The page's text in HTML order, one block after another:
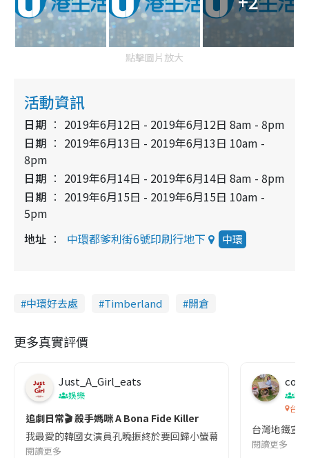
點擊圖片放大
活動資訊
日期
2019年6月12日 - 2019年6月12日 8am - 8pm
日期
2019年6月13日 - 2019年6月13日 10am -
8pm
日期
2019年6月14日 - 2019年6月14日 8am - 8pm
日期
2019年6月15日 - 2019年6月15日 10am -
5pm
地址
中環都爹利街6號印刷行地下 中環
中環好去處 Timberland 開倉
更多真實評價
Just_A_Girl_eats
娛樂
追劇日常🎬 殺手媽咪 A Bona Fide Killer
我最愛的韓國女演員孔曉振終於要回歸小螢幕啦!這次的劇本改編
閱讀更多
co
吹
台灣
台灣地鐵宣
閱讀更多